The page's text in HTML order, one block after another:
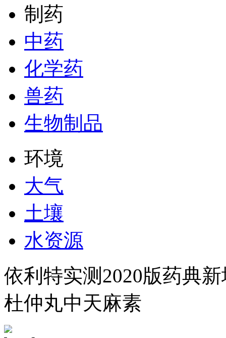
制药
中药
化学药
兽药
生物制品
环境
大气
土壤
水资源
依利特实测2020版药典
杜仲丸中天麻素